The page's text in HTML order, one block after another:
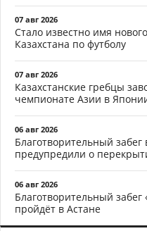
07 авг 2026
Стало известно имя
Казахстана по футболу
07 авг 2026
Казахстанские гребцы
чемпионате Азии в
06 авг 2026
Благотворительный забег
предупредили о
06 авг 2026
Благотворительный
пройдёт в Астане